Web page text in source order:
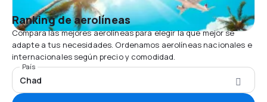
Ranking de aerolíneas
Compara las mejores aerolíneas para elegir la que mejor se
adapte a tus necesidades. Ordenamos aerolíneas nacionales e
internacionales según precio y comodidad.
País
Chad